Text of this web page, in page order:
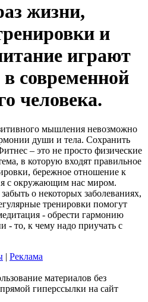
жизни,
и
играют
современной
человека.
мышления невозможно
души и тела. Сохранить
– это не просто физические
в которую входят правильное
бережное отношение к
с окружающим нас миром.
о некоторых заболеваниях,
тренировки помогут
- обрести гармонию
- то, к чему надо приучать с
| Реклама
материалов без
гиперссылки на сайт